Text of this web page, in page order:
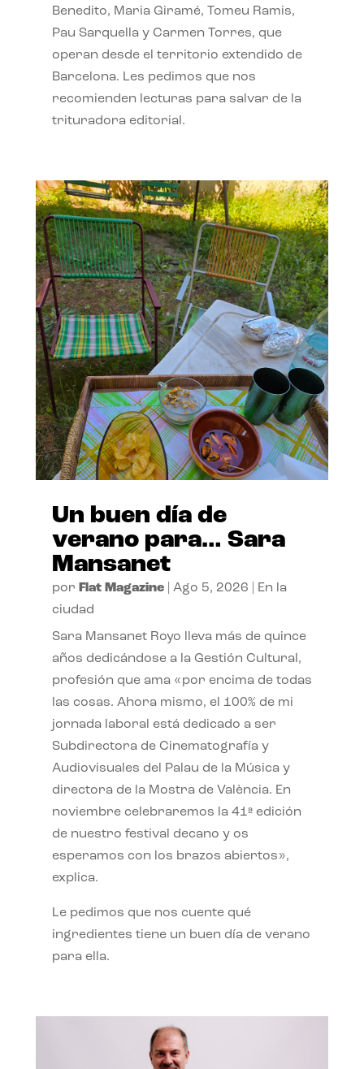
Benedito, Maria Giramé, Tomeu Ramis,
Pau Sarquella y Carmen Torres, que
operan desde el territorio extendido de
Barcelona. Les pedimos que nos
recomienden lecturas para salvar de la
trituradora editorial.
Un buen día de
verano para… Sara
Mansanet
por Flat Magazine| Ago 5, 2026
En la
ciudad
Sara Mansanet Royo lleva más de quince
años dedicándose a la Gestión Cultural,
profesión que ama «por encima de todas
las cosas. Ahora mismo, el 100% de mi
jornada laboral está dedicado a ser
Subdirectora de Cinematografía y
Audiovisuales del Palau de la Música y
directora de la Mostra de València. En
noviembre celebraremos la 41ª edición
de nuestro festival decano y os
esperamos con los brazos abiertos»,
explica.
Le pedimos que nos cuente qué
ingredientes tiene un buen día de verano
para ella.